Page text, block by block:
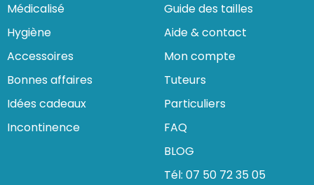
Médicalisé
Hygiène
Accessoires
Bonnes affaires
Idées cadeaux
Incontinence
Guide des tailles
Aide & contact
Mon compte
Tuteurs
Particuliers
FAQ
BLOG
Tél: 07 50 72 35 05